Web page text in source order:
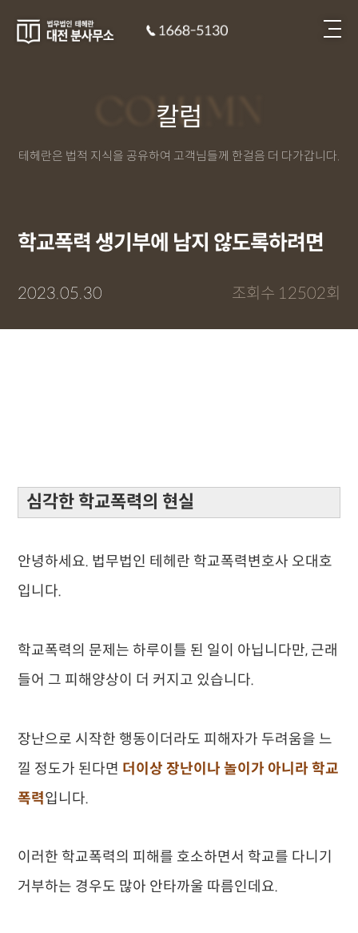
COLUMN
칼럼
테헤란은 법적 지식을 공유하여 고객님들께 한걸음 더 다가갑니다.
학교폭력 생기부에 남지 않도록하려면
2023.05.30 조회수 12502회
심각한 학교폭력의 현실
안녕하세요. 법무법인 테헤란 학교폭력변호사 오대호
입니다.
학교폭력의 문제는 하루이틀 된 일이 아닙니 다만, 근래
들어 그 피해양상이 더 커지고 있습니다.
장난으로 시작한 행동이더라도 피해자가 두려움을 느
낄 정도가 된다면 더이상 장난이나 놀이가 아니라 학교
폭력입니다.
이러한 학교폭력의 피해를 호소하면서 학교를 다니기
거부하는 경우도 많아 안타까울 따름인데요.